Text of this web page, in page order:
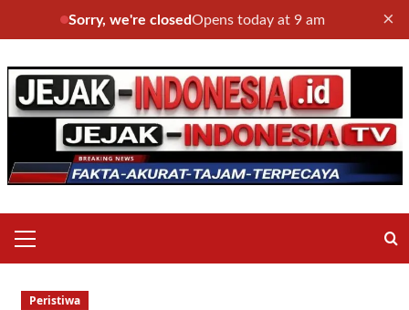
Sorry, we're closedOpens today at 9 am ×
to
content
Menu
Peristiwa